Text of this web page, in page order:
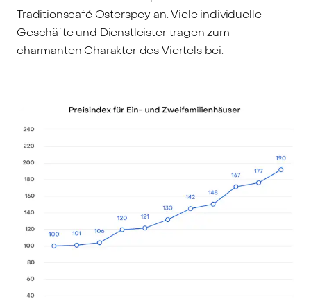
Traditionscafé Osterspey an. Viele individuelle
Geschäfte und Dienstleister tragen zum
charmanten Charakter des Viertels bei.